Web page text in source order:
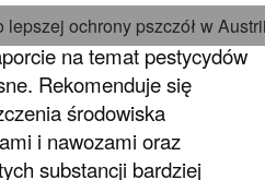
lepszej ochrony pszczół w
na temat pestycydów
Rekomenduje się
środowiska
i nawozami oraz
substancji bardziej